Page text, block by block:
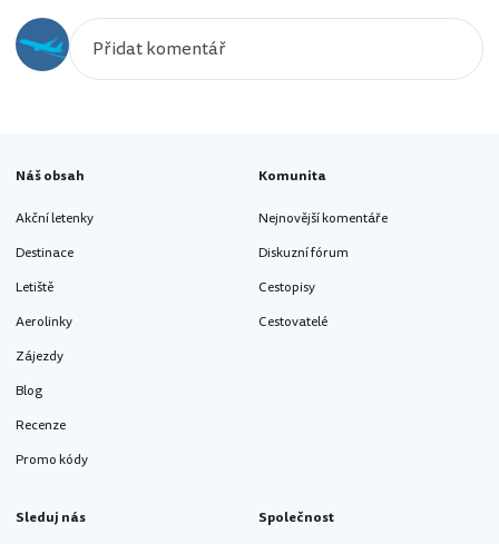
Náš obsah
Akční letenky
Destinace
Letiště
Aerolinky
Zájezdy
Blog
Recenze
Promo kódy
Komunita
Nejnovější komentáře
Diskuzní fórum
Cestopisy
Cestovatelé
Sleduj nás Společnost